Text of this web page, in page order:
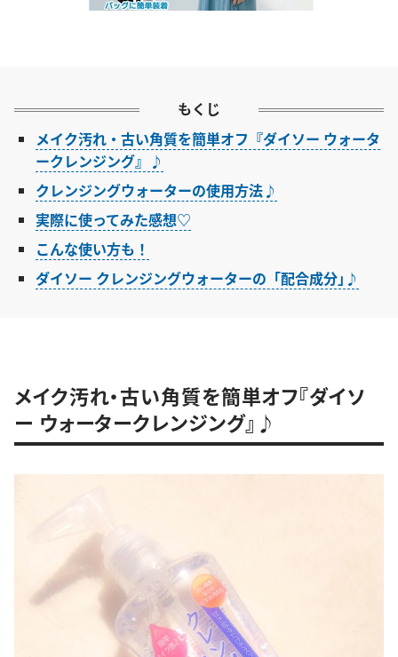
もくじ
メイク汚れ・古い角質を簡単オフ『ダイソー ウォータ
ークレンジング』♪
クレンジングウォーターの使用方法♪
実際に使ってみた感想♡
こんな使い方も！
ダイソー クレンジングウォーターの「配合成分｣♪
メイク汚れ・古い角質を簡単オフ『ダイソ
ー ウォータークレンジング』♪